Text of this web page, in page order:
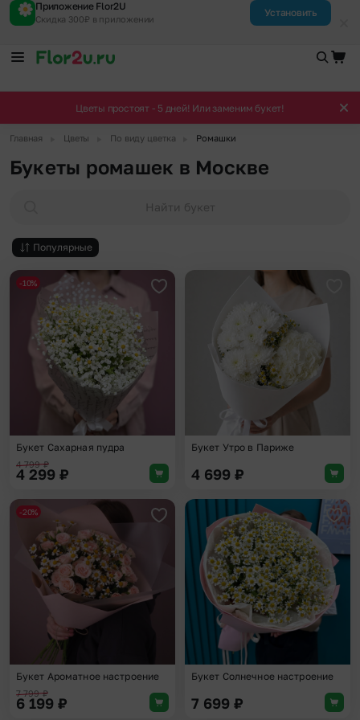
Приложение Flor2U
Скидка 300₽ в приложении
Установить
Цветы простоят - 5 дней! Или заменим букет!
Главная Цветы По виду цветка Ромашки
Букеты ромашек в Москве
Найти букет
Популярные
-10%
Букет Сахарная пудра
4 799₽
4 299 ₽
Букет Утро в Париже
4 699 ₽
Добавить в избранное
-20%
Букет Ароматное настроение
7 799₽
6 199 ₽
Букет Солнечное настроение
7 699 ₽